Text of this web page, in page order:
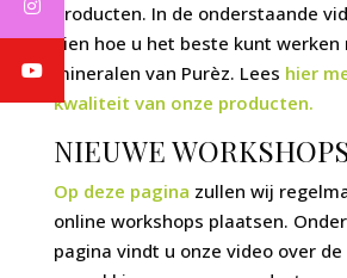
producten. In de onderstaande
zien hoe u het beste kunt werken
mineralen van Purèz. Lees hier
kwaliteit van onze producten.
NIEUWE
Op deze pagina zullen wij
online workshops plaatsen.
pagina vindt u onze video over de